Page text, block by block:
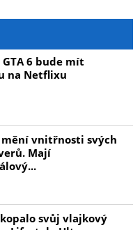
GTA 6 bude mít
na Netflixu
vnitřnosti svých
Mají
svůj vlajkový